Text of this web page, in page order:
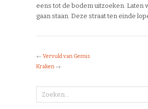
eens tot de bodem uitzoeken. Laten
gaan staan. Deze straat ten einde
← Vervuld van Gemis
Kraken →